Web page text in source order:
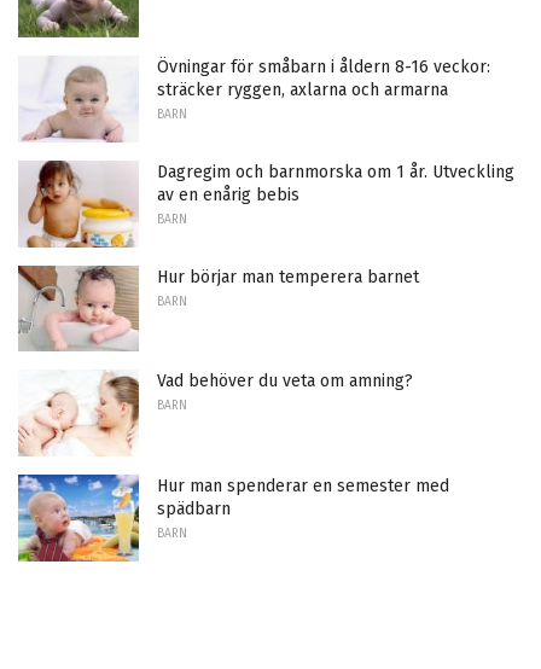
Övningar för småbarn i åldern 8-16 veckor:
sträcker ryggen, axlarna och armarna
BARN
Dagregim och barnmorska om 1 år. Utveckling
av en enårig bebis
BARN
Hur börjar man temperera barnet
BARN
Vad behöver du veta om amning?
BARN
Hur man spenderar en semester med
spädbarn
BARN